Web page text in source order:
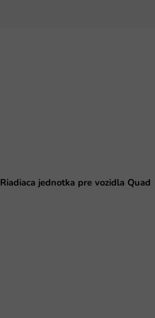
Riadiaca jednotka pre vozidla Quad